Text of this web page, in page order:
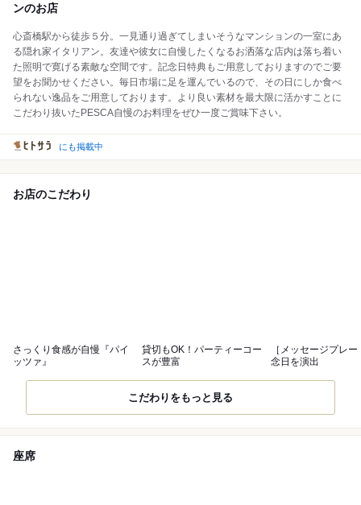
ンのお店
心斎橋駅から徒歩５分。一見通り過ぎてしまいそうなマンションの一室にあ
る隠れ家イタリアン。友達や彼女に自慢したくなるお洒落な店内は落ち着い
た照明で寛げる素敵な空間です。記念日特典もご用意しておりますのでご要
望をお聞かせください。毎日市場に足を運んでいるので、その日にしか食べ
られない逸品をご用意しております。より良い素材を最大限に活かすことに
こだわり抜いたPESCA自慢のお料理をぜひ一度ご賞味下さい。
にも掲載中
お店のこだわり
さっくり食感が自慢『パイ
ッツァ』
貸切もOK！パーティーコー
スが豊富
［メッセージプレ
念日を演出
こだわりをもっと見る
座席